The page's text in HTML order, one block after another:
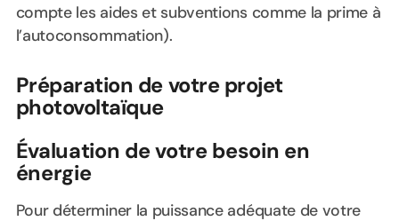
compte les aides et subventions comme la prime à
l’autoconsommation).
Préparation de votre projet
photovoltaïque
Évaluation de votre besoin en
énergie
Pour déterminer la puissance adéquate de votre